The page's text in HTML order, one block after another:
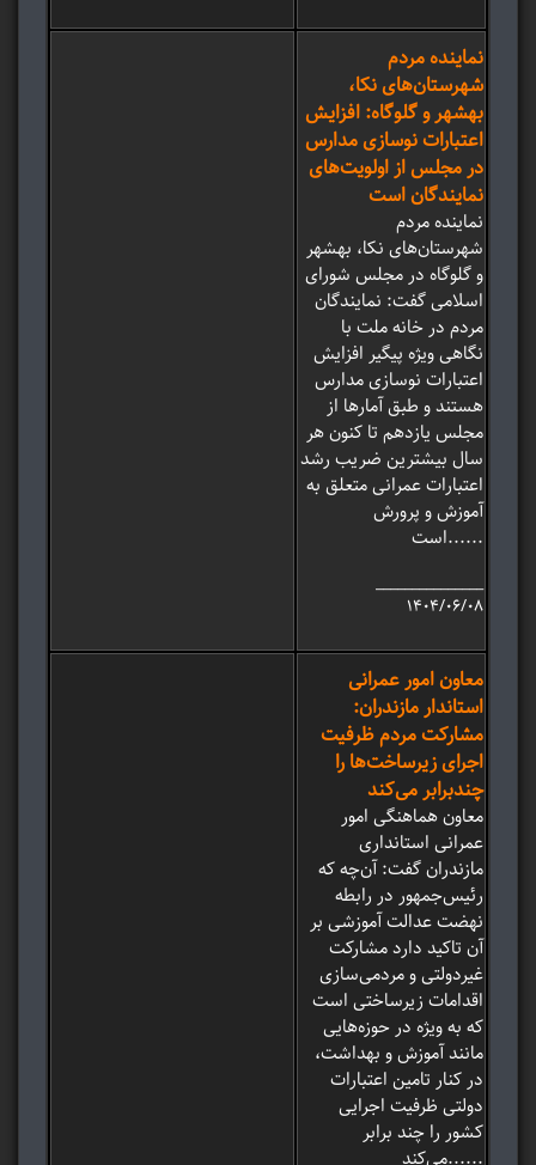
نماینده مردم
شهرستان‌های نکا،
بهشهر و گلوگاه: افزایش
اعتبارات نوسازی مدارس
در مجلس از اولویت‌های
نمایندگان است
نماینده مردم
شهرستان‌های نکا، بهشهر
و گلوگاه در مجلس شورای
اسلامی گفت: نمایندگان
مردم در خانه ملت با
نگاهی ویژه پیگیر افزایش
اعتبارات نوسازی مدارس
هستند و طبق آمارها از
مجلس یازدهم تا کنون هر
سال بیشترین ضریب رشد
اعتبارات عمرانی متعلق به
آموزش و پرورش
است......
_______________
۱۴۰۴/۰۶/۰۸
معاون امور عمرانی
استاندار مازندران:
مشارکت مردم ظرفیت
اجرای زیرساخت‌ها را
چندبرابر می‌کند
معاون هماهنگی امور
عمرانی استانداری
مازندران گفت: آن‌چه که
رئیس‌جمهور در رابطه
نهضت عدالت آموزشی بر
آن تاکید دارد مشارکت
غیردولتی و مردمی‌سازی
اقدامات زیرساختی است
که به ویژه در حوزه‌هایی
مانند آموزش و بهداشت،
در کنار تامین اعتبارات
دولتی ظرفیت اجرایی
کشور را چند برابر
می‌کند......